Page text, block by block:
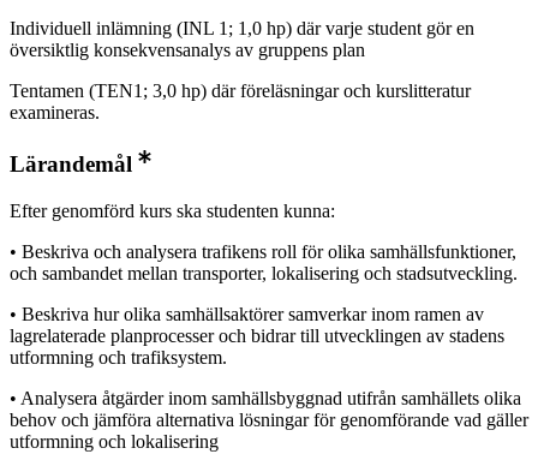
Individuell inlämning (INL 1; 1,0 hp) där varje student gör en
översiktlig konsekvensanalys av gruppens plan
Tentamen (TEN1; 3,0 hp) där föreläsningar och kurslitteratur
examineras.
Lärandemål
Efter genomförd kurs ska studenten kunna:
• Beskriva och analysera trafikens roll för olika samhällsfunktioner,
och sambandet mellan transporter, lokalisering och stadsutveckling.
• Beskriva hur olika samhällsaktörer samverkar inom ramen av
lagrelaterade planprocesser och bidrar till utvecklingen av stadens
utformning och trafiksystem.
• Analysera åtgärder inom samhällsbyggnad utifrån samhällets olika
behov och jämföra alternativa lösningar för genomförande vad gäller
utformning och lokalisering